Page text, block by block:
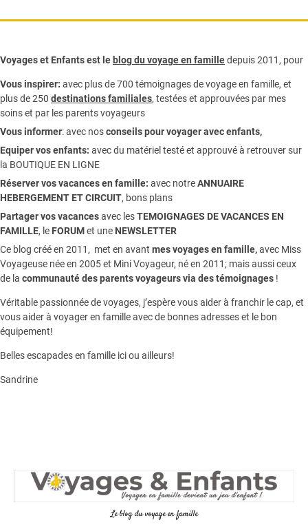
Voyages et Enfants est le blog du voyage en familledepuis 2011, pour
Vous inspirer: avec plus de 700 témoignages devoyage en famille, et
plus de 250 destinations familiales, testées et approuvées par mes
soins et par les parents voyageurs
Vous informer:avec nosconseils pour voyager avec enfants,
Equiper vos enfants: avec du matériel testé et approuvé à retrouver sur
la BOUTIQUE EN LIGNE
Réserver vos vacances en famille: avec notreANNUAIRE
HEBERGEMENT ET CIRCUIT, bons plans
Partager vos vacancesavec lesTEMOIGNAGES DE VACANCES EN
FAMILLE, le FORUMet une NEWSLETTER
Ce blog créé en 2011, met en avant mes voyages en famille,avec Miss
Voyageuse née en 2005 et Mini Voyageur, né en 2011; mais aussi ceux
de la communauté des parents voyageurs via des témoignages !
Véritable passionnée de voyages, j’espère vous aider à franchir le cap, et
vous aider à voyager en famille avec de bonnes adresses et le bon
équipement!
Belles escapades en famille ici ou ailleurs!
Sandrine
Le blog du voyage en famille